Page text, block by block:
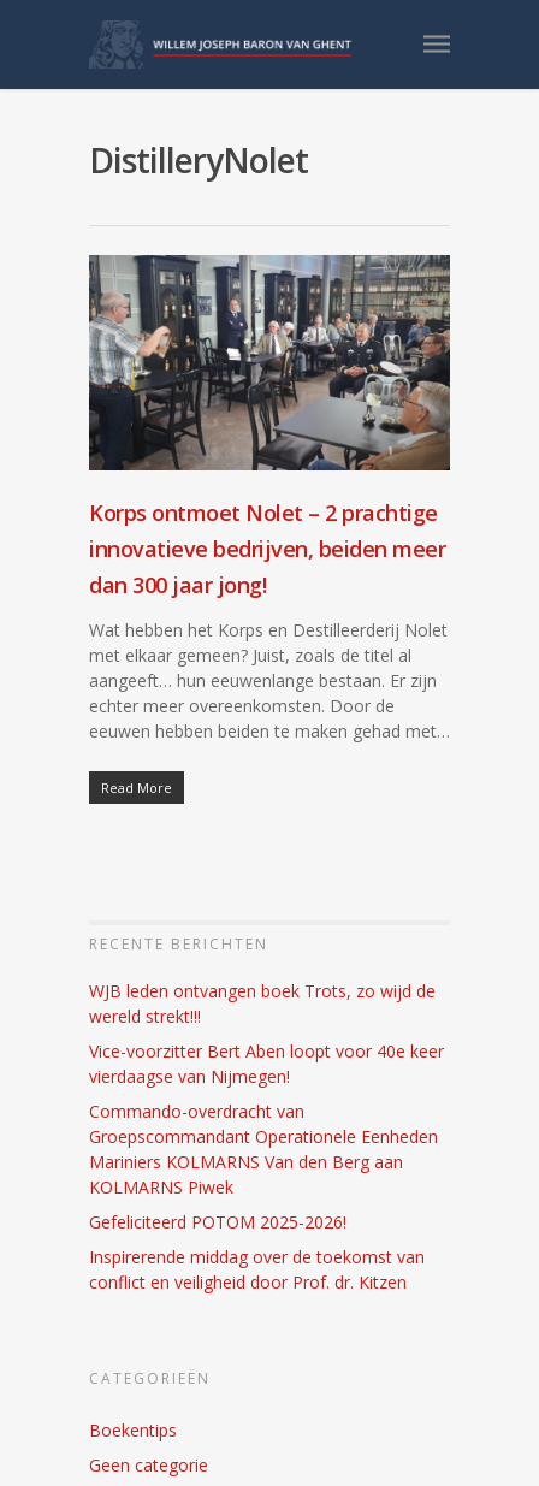
DistilleryNolet
Korps ontmoet Nolet – 2 prachtige
innovatieve bedrijven, beiden meer
dan 300 jaar jong!
Wat hebben het Korps en Destilleerderij Nolet
met elkaar gemeen? Juist, zoals de titel al
aangeeft… hun eeuwenlange bestaan. Er zijn
echter meer overeenkomsten. Door de
eeuwen hebben beiden te maken gehad met…
Read More
RECENTE BERICHTEN
WJB leden ontvangen boek Trots, zo wijd de
wereld strekt!!!
Vice-voorzitter Bert Aben loopt voor 40e keer
vierdaagse van Nijmegen!
Commando-overdracht van
Groepscommandant Operationele Eenheden
Mariniers KOLMARNS Van den Berg aan
KOLMARNS Piwek
Gefeliciteerd POTOM 2025-2026!
Inspirerende middag over de toekomst van
conflict en veiligheid door Prof. dr. Kitzen
CATEGORIEËN
Boekentips
Geen categorie